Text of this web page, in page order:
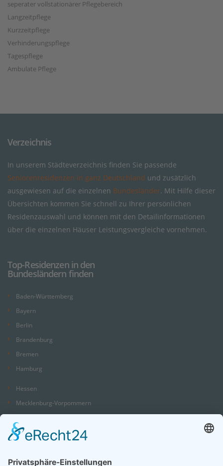
seperater vollstationärer Pflegebereich
Langzeitpflege
Kurzzeitpflege
Verhinderungspflege
Tagespflege
Ambulate Pflege
Verzeichnis
In unserem Städteverzeichnis finden Sie passende
Seniorenresidenzen in ganz Deutschland und zusätzlich
ausgewiesen auf die einzelnen Bundesländer. Mit Hilfe dieser
Übersichten kommen Sie schnell zu Ihrer persönlichen
Residenzauswahl und können mit den Detailinformationen
über die einzelnen Häuser Leistungsvergleiche vornehmen.
Top-Residenzen in den
Bundesländern finden
Baden-Württemberg
Bayern
Berlin
Brandenburg
Bremen
Hamburg
Hessen
Mecklenburg-Vorpommern
Nordrhein-Westfalen